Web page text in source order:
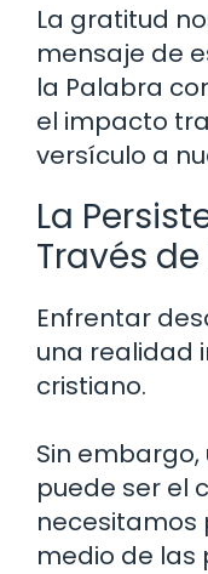
La gratitud
mensaje de
la Palabra
el impacto
versículo a
La
Través
Enfrentar
una realidad
cristiano.
Sin embargo,
puede ser el
necesitamos
medio de las